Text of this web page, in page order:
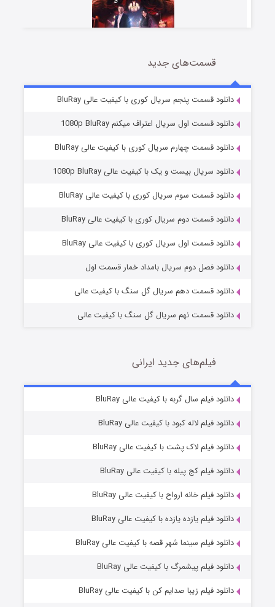
سریال زشت
قسمت2 (زیرنویس) منتشر شد
مردگان متحرک: شهر مرده ۳
قسمت2 (زیرنویس) منتشر شد
قسمت7 (زیرنویس) منتشر شد
قسمت‌های جدید
دانلود قسمت پنجم سریال کوری با کیفیت عالی BluRay
دانلود قسمت اول سریال اعتراف میکنم 1080p BluRay
دانلود قسمت چهارم سریال کوری با کیفیت عالی BluRay
دانلود سریال بیست و یک با کیفیت عالی 1080p BluRay
دانلود قسمت سوم سریال کوری با کیفیت عالی BluRay
دانلود قسمت دوم سریال کوری با کیفیت عالی BluRay
دانلود قسمت اول سریال کوری با کیفیت عالی BluRay
دانلود فصل دوم سریال بامداد خمار قسمت اول
دانلود قسمت دهم سریال گل سنگ با کیفیت عالی
دانلود قسمت نهم سریال گل سنگ با کیفیت عالی
فیلم‌های جدید ایرانی
دانلود فیلم سال گربه با کیفیت عالی BluRay
دانلود فیلم لاله کبود با کیفیت عالی BluRay
دانلود فیلم لاک پشت با کیفیت عالی BluRay
دانلود فیلم کج‌ پیله با کیفیت عالی BluRay
دانلود فیلم خانه ارواح با کیفیت عالی BluRay
دانلود فیلم یازده یازده با کیفیت عالی BluRay
دانلود فیلم سینما شهر قصه با کیفیت عالی BluRay
دانلود فیلم پیشمرگ با کیفیت عالی BluRay
دانلود فیلم زیبا صدایم کن با کیفیت عالی BluRay